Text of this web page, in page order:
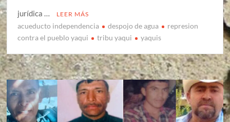
jurídica …
LEER MÁS
acueducto independencia despojo de agua
represion
contra el pueblo yaqui
tribu yaqui yaquis